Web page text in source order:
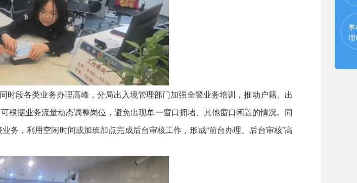
段各类业务办理高峰，分局出入境管理部门加强全警业务培训，推动户籍、出
根据业务流量动态调整岗位，避免出现单一窗口拥堵、其他窗口闲置的情况。同
务，利用空闲时间或加班加点完成后台审核工作，形成“前台办理、后台审核”高